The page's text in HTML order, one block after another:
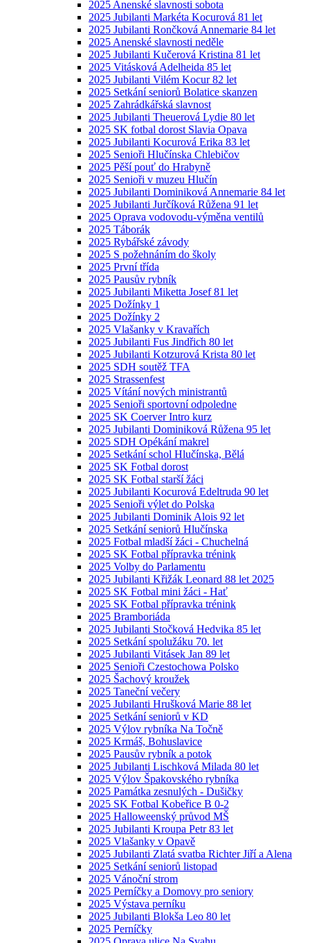
2025 Anenské slavnosti sobota
2025 Jubilanti Markéta Kocurová 81 let
2025 Jubilanti Rončková Annemarie 84 let
2025 Anenské slavnosti neděle
2025 Jubilanti Kučerová Kristina 81 let
2025 Vitásková Adelheida 85 let
2025 Jubilanti Vilém Kocur 82 let
2025 Setkání seniorů Bolatice skanzen
2025 Zahrádkářská slavnost
2025 Jubilanti Theuerová Lydie 80 let
2025 SK fotbal dorost Slavia Opava
2025 Jubilanti Kocurová Erika 83 let
2025 Senioři Hlučínska Chlebičov
2025 Pěší pouť do Hrabyně
2025 Senioři v muzeu Hlučín
2025 Jubilanti Dominiková Annemarie 84 let
2025 Jubilanti Jurčíková Růžena 91 let
2025 Oprava vodovodu-výměna ventilů
2025 Táborák
2025 Rybářské závody
2025 S požehnáním do školy
2025 První třída
2025 Pausův rybník
2025 Jubilanti Miketta Josef 81 let
2025 Dožínky 1
2025 Dožínky 2
2025 Vlašanky v Kravařích
2025 Jubilanti Fus Jindřich 80 let
2025 Jubilanti Kotzurová Krista 80 let
2025 SDH soutěž TFA
2025 Strassenfest
2025 Vítání nových ministrantů
2025 Senioři sportovní odpoledne
2025 SK Coerver Intro kurz
2025 Jubilanti Dominiková Růžena 95 let
2025 SDH Opékání makrel
2025 Setkání schol Hlučínska, Bělá
2025 SK Fotbal dorost
2025 SK Fotbal starší žáci
2025 Jubilanti Kocurová Edeltruda 90 let
2025 Senioři výlet do Polska
2025 Jubilanti Dominik Alois 92 let
2025 Setkání seniorů Hlučínska
2025 Fotbal mladší žáci - Chuchelná
2025 SK Fotbal přípravka trénink
2025 Volby do Parlamentu
2025 Jubilanti Křižák Leonard 88 let 2025
2025 SK Fotbal mini žáci - Hať
2025 SK Fotbal přípravka trénink
2025 Bramboriáda
2025 Jubilanti Stočková Hedvika 85 let
2025 Setkání spolužáku 70. let
2025 Jubilanti Vitásek Jan 89 let
2025 Senioři Czestochowa Polsko
2025 Šachový kroužek
2025 Taneční večery
2025 Jubilanti Hrušková Marie 88 let
2025 Setkání seniorů v KD
2025 Výlov rybníka Na Točně
2025 Krmáš, Bohuslavice
2025 Pausův rybník a potok
2025 Jubilanti Lischková Milada 80 let
2025 Výlov Špakovského rybníka
2025 Památka zesnulých - Dušičky
2025 SK Fotbal Kobeřice B 0-2
2025 Halloweenský průvod MŠ
2025 Jubilanti Kroupa Petr 83 let
2025 Vlašanky v Opavě
2025 Jubilanti Zlatá svatba Richter Jiří a Alena
2025 Setkání seniorů listopad
2025 Vánoční strom
2025 Perníčky a Domovy pro seniory
2025 Výstava perníku
2025 Jubilanti Blokša Leo 80 let
2025 Perníčky